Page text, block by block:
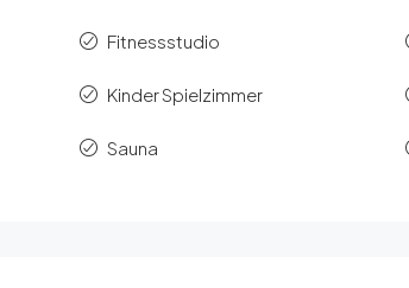
Fitnessstudio
Kinder Spielzimmer
Sauna